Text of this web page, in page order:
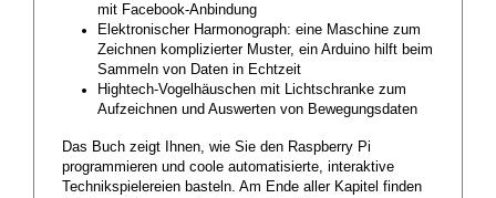
mit Facebook-Anbindung
Elektronischer Harmonograph: eine Maschine zum
Zeichnen komplizierter Muster, ein Arduino hilft beim
Sammeln von Daten in Echtzeit
Hightech-Vogelhäuschen mit Lichtschranke zum
Aufzeichnen und Auswerten von Bewegungsdaten
Das Buch zeigt Ihnen, wie Sie den Raspberry Pi
programmieren und coole automatisierte, interaktive
Technikspielereien basteln. Am Ende aller Kapitel finden